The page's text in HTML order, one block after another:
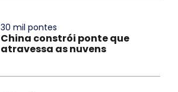
30 mil pontes
China constrói ponte que
atravessa as nuvens